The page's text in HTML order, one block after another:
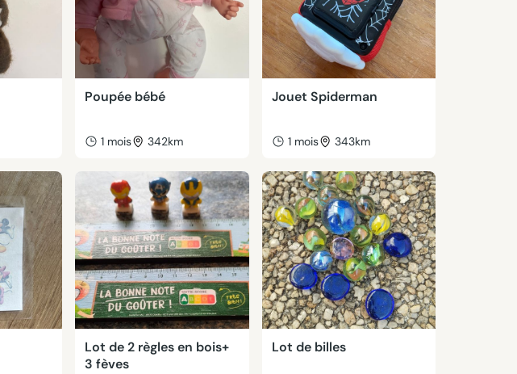
Poupée bébé
1 mois 342km
Jouet Spiderman
1 mois 343km
Lot de 2 règles en bois+
3 fèves
Lot de billes